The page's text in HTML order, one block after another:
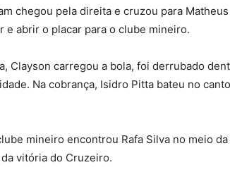
chegou pela direita e cruzou para
e abrir o placar para o clube mineiro.
Clayson carregou a bola, foi derrubado
Na cobrança, Isidro Pitta bateu no
mineiro encontrou Rafa Silva no meio
vitória do Cruzeiro.